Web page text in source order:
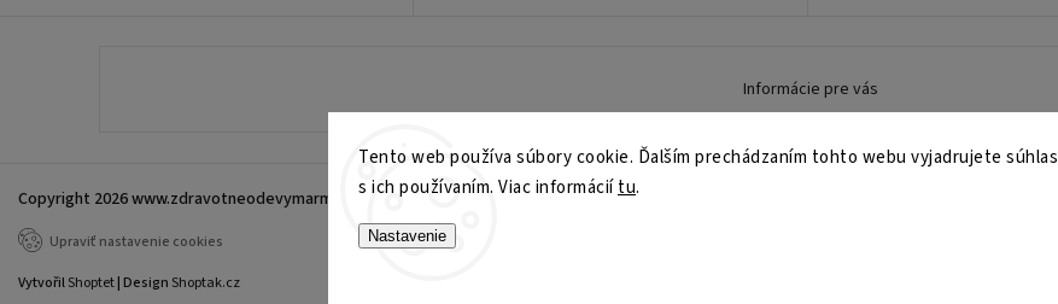
Tento web používa súbory cookie. Ďalším prechádzaním tohto webu vyjadrujete súhlas
s ich používaním. Viac informáciítu.
Nastavenie
Informácie pre vás
Copyright 2026www.zdravotneodevymarmon.sk . Všetky práva vyhradené.
Upraviť nastavenie cookies
VytvořilShoptet| Design Shoptak.cz